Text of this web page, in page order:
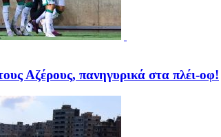
Αζέρους, πανηγυρικά στα πλέι-οφ!